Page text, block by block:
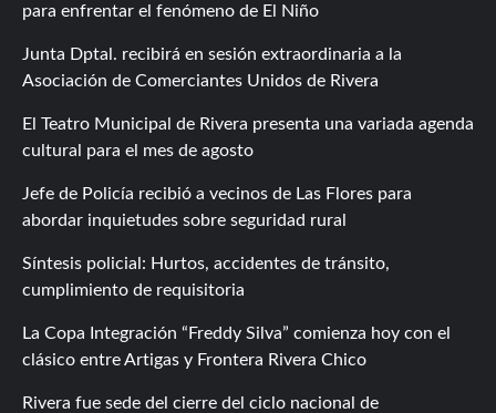
para enfrentar el fenómeno de El Niño
Junta Dptal. recibirá en sesión extraordinaria a la
Asociación de Comerciantes Unidos de Rivera
El Teatro Municipal de Rivera presenta una variada agenda
cultural para el mes de agosto
Jefe de Policía recibió a vecinos de Las Flores para
abordar inquietudes sobre seguridad rural
Síntesis policial: Hurtos, accidentes de tránsito,
cumplimiento de requisitoria
La Copa Integración “Freddy Silva” comienza hoy con el
clásico entre Artigas y Frontera Rivera Chico
Rivera fue sede del cierre del ciclo nacional de